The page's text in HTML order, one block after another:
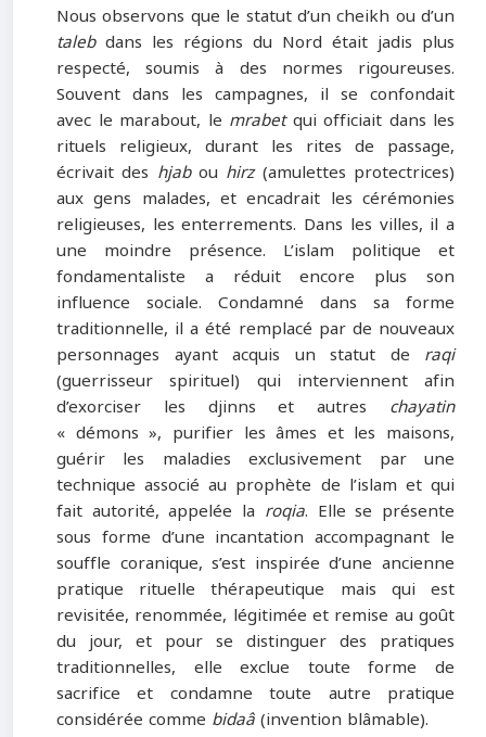
Nous observons que le statut d’un cheikh ou d’un
talebdans les régions du Nord était jadis plus
respecté, soumis à des normes rigoureuses.
Souvent dans les campagnes, il se confondait
avec le marabout, le mrabetqui officiait dans les
rituels religieux, durant les rites de passage,
écrivait des hjabou hirz (amulettes protectrices)
aux gens malades, et encadrait les cérémonies
religieuses, les enterrements. Dans les villes, il a
une moindre présence. L’islam politique et
fondamentaliste a réduit encore plus son
influence sociale. Condamné dans sa forme
traditionnelle, il a été remplacé par de nouveaux
personnages ayant acquis un statut de raqi
(guerrisseur spirituel) qui interviennent afin
d’exorciser les djinns et autres chayatin
« démons », purifier les âmes et les maisons,
guérir les maladies exclusivement par une
technique associé au prophète de l’islam et qui
fait autorité, appelée la roqia. Elle se présente
sous forme d’une incantation accompagnant le
souffle coranique, s’est inspirée d’une ancienne
pratique rituelle thérapeutique mais qui est
revisitée, renommée, légitimée et remise au goût
du jour, et pour se distinguer des pratiques
traditionnelles, elle exclue toute forme de
sacrifice et condamne toute autre pratique
considérée comme bidaâ(invention blâmable).